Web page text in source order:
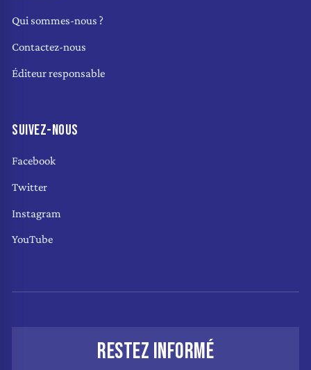
Qui sommes-nous ?
Contactez-nous
Éditeur responsable
SUIVEZ-NOUS
Facebook
Twitter
Instagram
YouTube
RESTEZ INFORMÉ